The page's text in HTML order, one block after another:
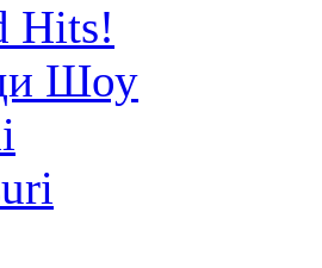
Hits!
Шоу